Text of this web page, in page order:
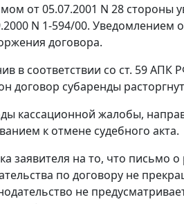
от 05.07.2001 N 28 стороны
N 1-594/00. Уведомлением
договора.
в соответствии со ст. 59АПК
договор субаренды
кассационной жалобы,
к отмене судебного акта.
заявителя на то, что письмо
по договору не
не